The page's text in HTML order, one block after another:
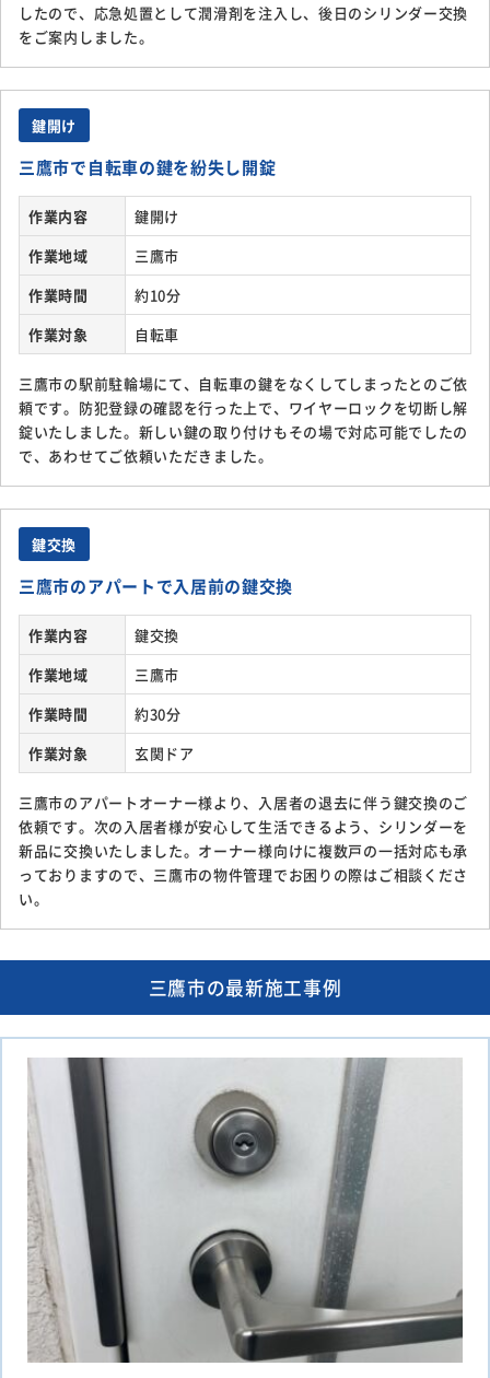
したので、応急処置として潤滑剤を注入し、後日のシリンダー交換
をご案内しました。
鍵開け
三鷹市で自転車の鍵を紛失し開錠
作業内容
鍵開け
作業地域
三鷹市
作業時間
約10分
作業対象
自転車
三鷹市の駅前駐輪場にて、自転車の鍵をなくしてしまったとのご依
頼です。防犯登録の確認を行った上で、ワイヤーロックを切断し解
錠いたしました。新しい鍵の取り付けもその場で対応可能でしたの
で、あわせてご依頼いただきました。
鍵交換
三鷹市のアパートで入居前の鍵交換
作業内容
鍵交換
作業地域
三鷹市
作業時間
約30分
作業対象
玄関ドア
三鷹市のアパートオーナー様より、入居者の退去に伴う鍵交換のご
依頼です。次の入居者様が安心して生活できるよう、シリンダーを
新品に交換いたしました。オーナー様向けに複数戸の一括対応も承
っておりますので、三鷹市の物件管理でお困りの際はご相談くださ
い。
三鷹市の最新施工事例